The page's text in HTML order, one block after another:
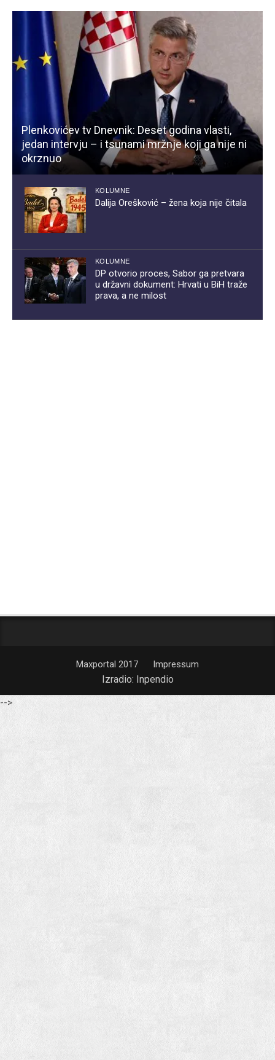
Plenkovićev tv Dnevnik: Deset godina vlasti,
jedan intervju – i tsunami mržnje koji ga nije ni
okrznuo
KOLUMNE
Dalija Orešković – žena koja nije čitala
KOLUMNE
DP otvorio proces, Sabor ga pretvara
u državni dokument: Hrvati u BiH traže
prava, a ne milost
Maxportal 2017 Impressum
Izradio: Inpendio
-->